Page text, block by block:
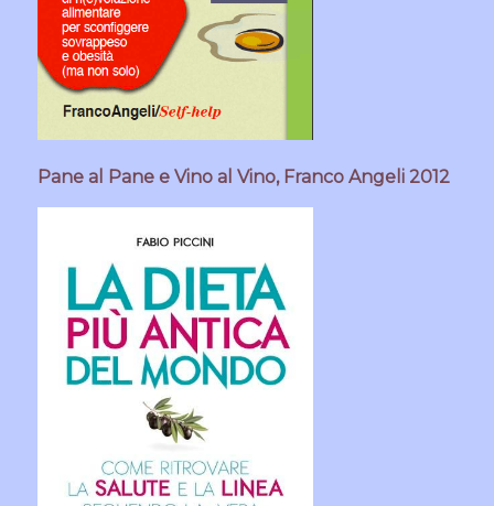
Pane al Pane e Vino al Vino, Franco Angeli 2012